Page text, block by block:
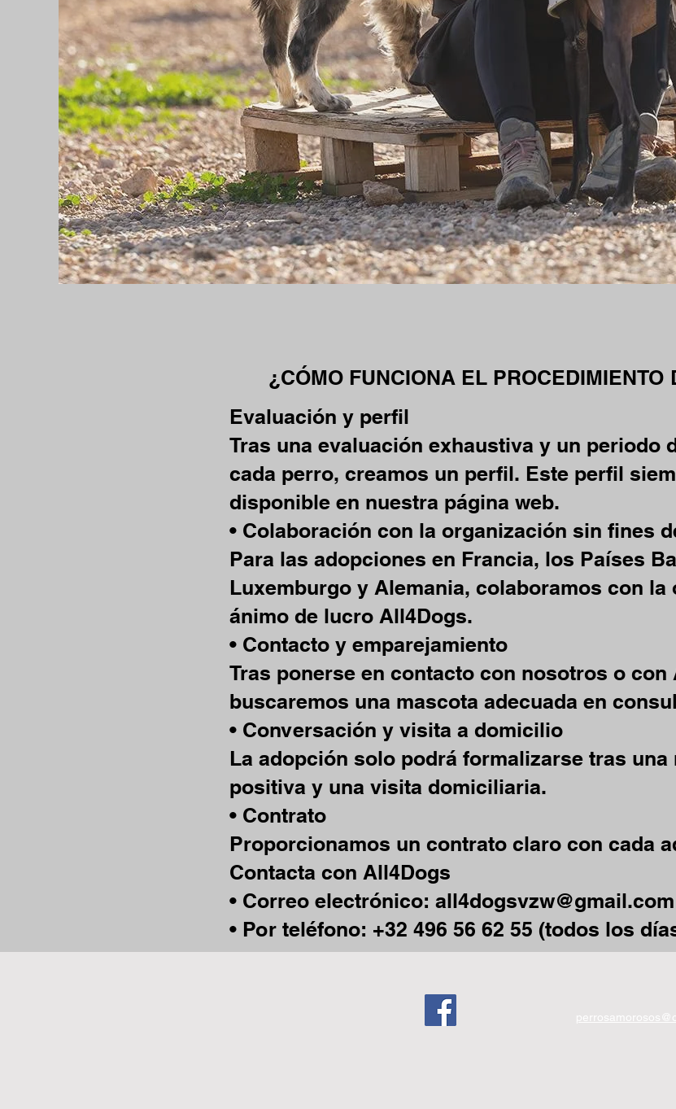
¿CÓMO FUNCIONA EL PROCEDIMIENTO
Evaluación y perfil
Tras una evaluación exhaustiva y un periodo
cada perro, creamos un perfil. Este perfil
disponible en nuestra página web.
• Colaboración con la organización sin fines
Para las adopciones en Francia, los Países
Luxemburgo y Alemania, colaboramos con la
ánimo de lucro All4Dogs.
• Contacto y emparejamiento
Tras ponerse en contacto con nosotros o con
buscaremos una mascota adecuada en
• Conversación y visita a domicilio
La adopción solo podrá formalizarse tras
positiva y una visita domiciliaria.
• Contrato
Proporcionamos un contrato claro con cada
Contacta con All4Dogs
• Correo electrónico: all4dogsvzw@gmail.com
• Por teléfono: +32 496 56 62 55 (todos los